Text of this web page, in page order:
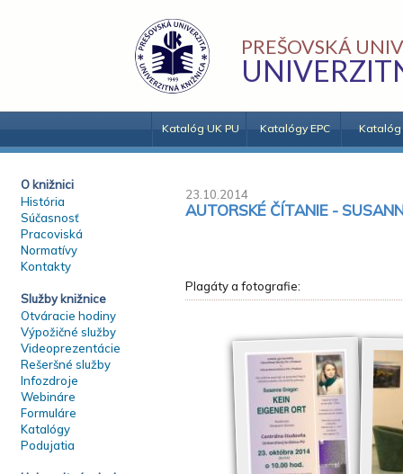
PREŠOVSKÁ
Katalóg UK PU Katalógy EPC Katalóg
O knižnici
História
Súčasnosť
Pracoviská
Normatívy
Kontakty
Služby knižnice
Otváracie hodiny
Výpožičné služby
Videoprezentácie
Rešeršné služby
Infozdroje
Webináre
Formuláre
Katalógy
Podujatia
23.10.2014
AUTORSKÉ ČÍTANIE -
Plagáty a fotografie: